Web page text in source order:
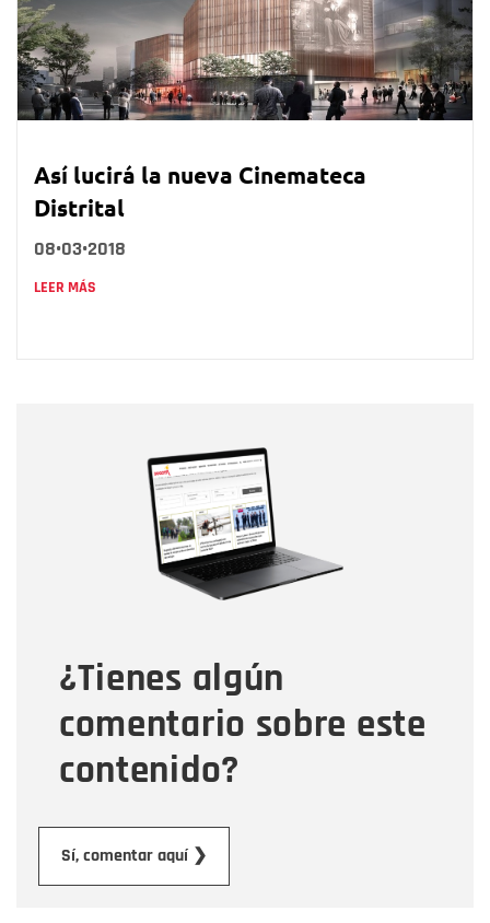
Así lucirá la nueva Cinemateca
Distrital
08•03•2018
LEER MÁS
¿Tienes algún
comentario sobre este
contenido?
Sí, comentar aquí ❯
Correo electrónico
Tipo de comentario
Mensaje